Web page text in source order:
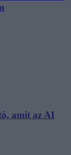
amit az AI